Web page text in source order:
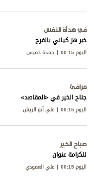
في هدأة النفس
خبر هز كياني بالفرح
اليوم 00:15 حمدة خميس
مرافئ
جناح الخير في «المقاصد»
اليوم 00:15 علي أبو الريش
صباح الخير
للكرامة عنوان
اليوم 00:15 علي العمودي